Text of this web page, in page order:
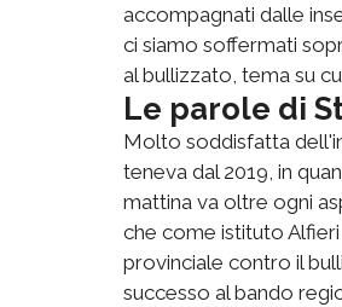
accompagnati dalle
ci siamo soffermati
al bullizzato, tema su
Le parole di
Molto soddisfatta
teneva dal 2019, in
mattina va oltre ogni
che come istituto
provinciale contro il
successo al bando